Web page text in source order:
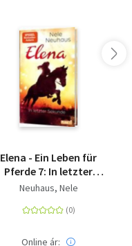
Elena - Ein Leben für
Pferde 7: In letzter
Sekunde
Neuhaus, Nele
Online ár: